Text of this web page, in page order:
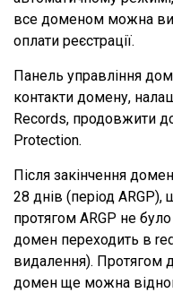
все доменом можна
оплати реєстрації.
Панель управління
контакти домену,
Records, продовжити
Protection.
Після закінчення
28 днів (період
протягом ARGP не
домен переходить в
видалення). Протягом
домен ще можна